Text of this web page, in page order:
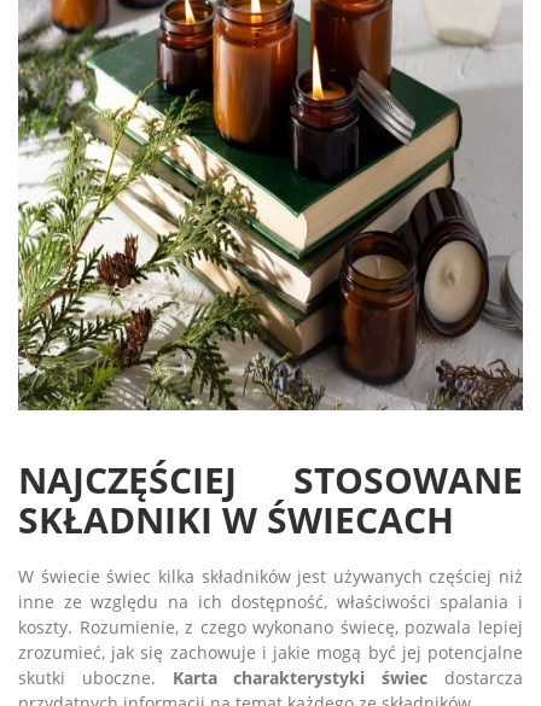
NAJCZĘŚCIEJ STOSOWANE
SKŁADNIKI W ŚWIECACH
W świecie świec kilka składników jest używanych częściej niż
inne ze względu na ich dostępność, właściwości spalania i
koszty. Rozumienie, z czego wykonano świecę, pozwala lepiej
zrozumieć, jak się zachowuje i jakie mogą być jej potencjalne
skutki uboczne. Karta charakterystyki świec dostarcza